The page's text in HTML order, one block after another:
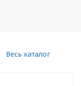
Весь каталог